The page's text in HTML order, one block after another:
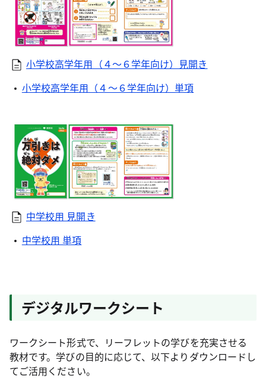
小学校高学年用（４～６学年向け）見開き
小学校高学年用（４～６学年向け）単項
中学校用 見開き
中学校用 単項
デジタルワークシート
ワークシート形式で、リーフレットの学びを充実させる
教材です。学びの目的に応じて、以下よりダウンロードし
てご活用ください。